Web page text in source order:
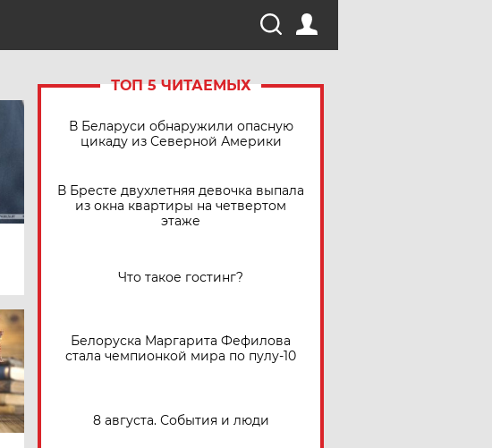
ТОП 5 ЧИТАЕМЫХ
В Беларуси обнаружили опасную
цикаду из Северной Америки
В Бресте двухлетняя девочка выпала
из окна квартиры на четвертом
этаже
Что такое гостинг?
Белоруска Маргарита Фефилова
стала чемпионкой мира по пулу-10
8 августа. События и люди